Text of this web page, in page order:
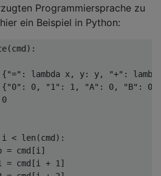
Programmiersprache zu
ein Beispiel in Python:
(cmd ):
{"=" : lambda x, y: y, "+" :
{"0" : 0, "1" : 1 , "A" : 0, "B" : 0
0
i < len (cmd ):
= cmd [i ]
= cmd [i + 1 ]